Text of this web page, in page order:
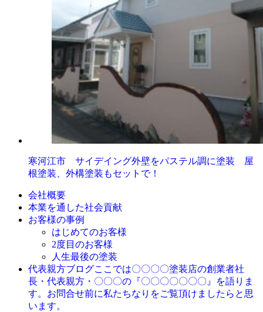
寒河江市 サイデイング外壁をパステル調に塗装 屋
根塗装、外構塗装もセットで！
会社概要
本業を通した社会貢献
お客様の事例
はじめてのお客様
2度目のお客様
人生最後の塗装
代表親方ブログここでは〇〇〇〇塗装店の創業者社
長・代表親方・〇〇〇の『〇〇〇〇〇〇〇』を語りま
す。お問合せ前に私たちなりをご覧頂けましたらと思
います。